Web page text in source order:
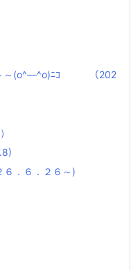
～～(o^―^o)ﾆｺ （202
．６．２６～)